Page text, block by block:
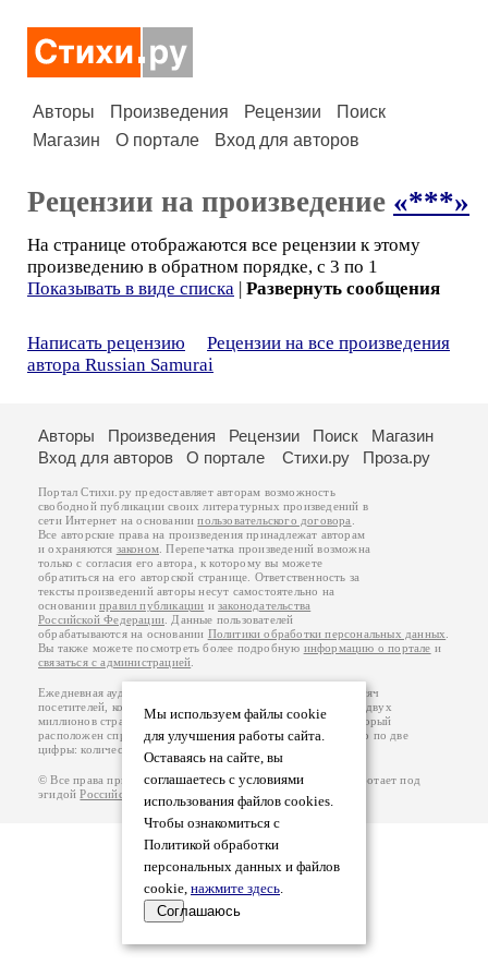
Авторы Произведения Рецензии
Поиск
Магазин
О портале Вход для авторов
Рецензии на произведение «***»
На странице отображаются все рецензии к этому
произведению в обратном порядке, с 3 по 1
Показывать в виде списка | Развернуть сообщения
Написать рецензию
Рецензии на все произведения
автора Russian Samurai
Мы используем файлы cookie
для улучшения работы сайта.
Оставаясь на сайте, вы
соглашаетесь с условиями
использования файлов cookies.
Чтобы ознакомиться с
Политикой обработки
персональных данных и файлов
cookie, нажмите здесь.
Соглашаюсь
Авторы Произведения Рецензии Поиск
Магазин
Вход для авторов
О портале Стихи.ру Проза.ру
Портал Стихи.ру предоставляет авторам возможность
свободной публикации своих литературных произведений в
сети Интернет на основаниипользовательского договора
Все авторские права на произведения принадлежат авторам
и охраняются законом . Перепечатка произведений возможна
только с согласия его автора, к которому вы можете
обратиться на его авторской странице. Ответственность за
тексты произведений авторы несут самостоятельно на
основанииправил публикации изаконодательства
Российской Федерации . Данные пользователей
обрабатываются на основании Политики обработки персональных данных
Вы также можете посмотреть более подробную информацию о портале и
связаться с администрацией
Ежедневная аудитория портала Стихи.ру – порядка 200 тысяч
посетителей, которые в общей сумме просматривают более двух
миллионов страниц по данным счетчика посещаемости, который
расположен справа от этого текста. В каждой графе указано по две
цифры: количество просмотров и количество посетителей.
© Все права принадлежат авторам, 2000-2026. Портал работает под
эгидойРоссийского союза писателей . 18+